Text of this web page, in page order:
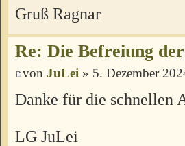
Gruß Ragnar
Re: Die Befreiung
von JuLei » 5. Dezember
Danke für die schnellen
LG JuLei